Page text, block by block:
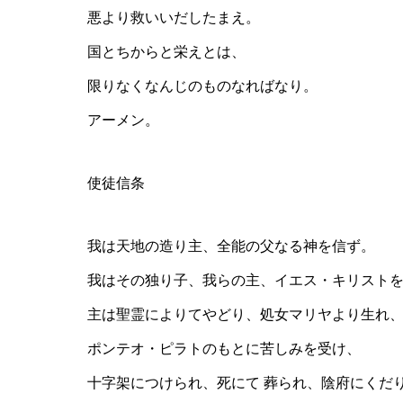
悪より救いいだしたまえ。
国とちからと栄えとは、
限りなくなんじのものなればなり。
アーメン。
使徒信条
我は天地の造り主、全能の父なる神を信ず。
我はその独り子、我らの主、イエス・キリストを
主は聖霊によりてやどり、処女マリヤより生れ、
ポンテオ・ピラトのもとに苦しみを受け、
十字架につけられ、死にて 葬られ、陰府にくだり